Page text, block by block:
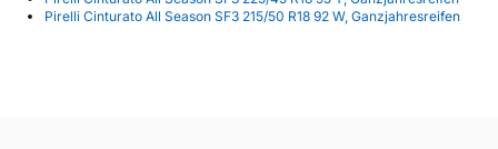
Pirelli Cinturato All Season SF3 215/50 R18 92 W, Ganzjahresreifen